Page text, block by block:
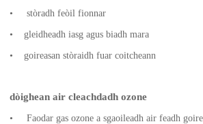
• stòradh feòil fionnar
• gleidheadh ​​​​iasg agus biadh mara
• goireasan stòraidh fuar coitcheann
dòighean air cleachdadh ozone
• Faodar gas ozone a sgaoileadh air feadh